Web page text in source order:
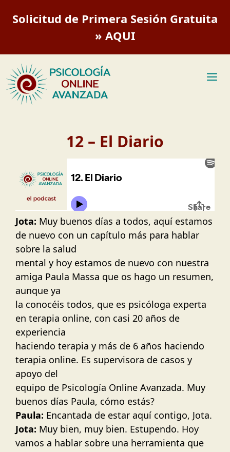
Solicitud de Primera Sesión Gratuita
» AQUI
12 – El Diario
Jota: Muy buenos días a todos, aquí estamos
de nuevo con un capítulo más para hablar
sobre la salud
mental y hoy estamos de nuevo con nuestra
amiga Paula Massa que os hago un resumen,
aunque ya
la conocéis todos, que es psicóloga experta
en terapia online, con casi 20 años de
experiencia
haciendo terapia y más de 6 años haciendo
terapia online. Es supervisora de casos y
apoyo del
equipo de Psicología Online Avanzada. Muy
buenos días Paula, cómo estás?
Paula: Encantada de estar aquí contigo, Jota.
Jota: Muy bien, muy bien. Estupendo. Hoy
vamos a hablar sobre una herramienta que